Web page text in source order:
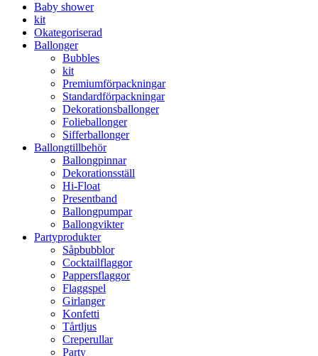
Baby shower
kit
Okategoriserad
Ballonger
Bubbles
kit
Premium­förpackningar
Standard­­förpackningar
Dekorations­ballonger
Folie­­­ballonger
Siffer­­ballonger
Ballong­tillbehör
Ballongpinnar
Dekorationsställ
Hi-Float
Presentband
Ballongpumpar
Ballong­vikter
Party­­produkter
Såpbubblor
Cocktail­flaggor
Pappers­flaggor
Flaggspel
Girlanger
Konfetti
Tårtljus
Creperullar
Party